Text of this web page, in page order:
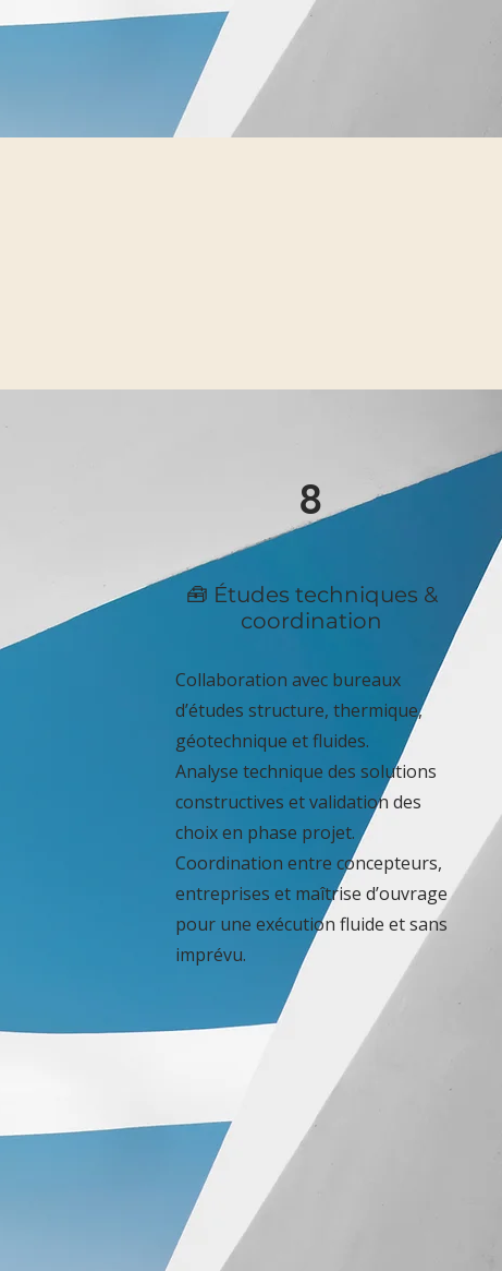
8
🧰 Études techniques &
coordination
Collaboration avec bureaux
d’études structure, thermique,
géotechnique et fluides.
Analyse technique des solutions
constructives et validation des
choix en phase projet.
Coordination entre concepteurs,
entreprises et maîtrise d’ouvrage
pour une exécution fluide et sans
imprévu.